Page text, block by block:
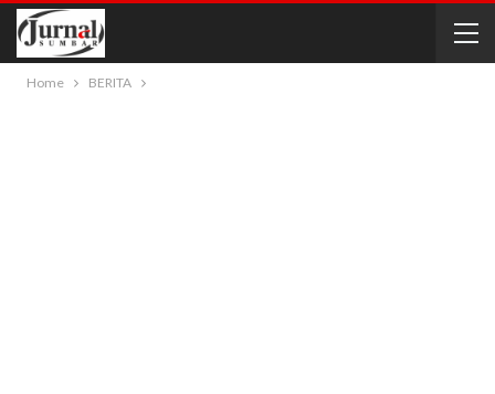
Home BERITA